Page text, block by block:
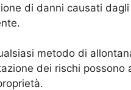
di danni causati
metodo di
dei rischi